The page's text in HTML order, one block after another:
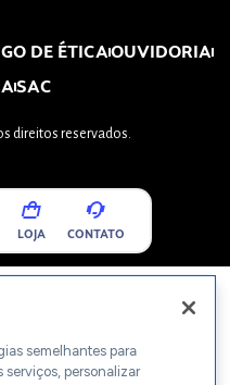
DE ÉTICAOUVIDORIA
SAC
direitos reservados.
LOJA CONTATO
semelhantes para
serviços, personalizar